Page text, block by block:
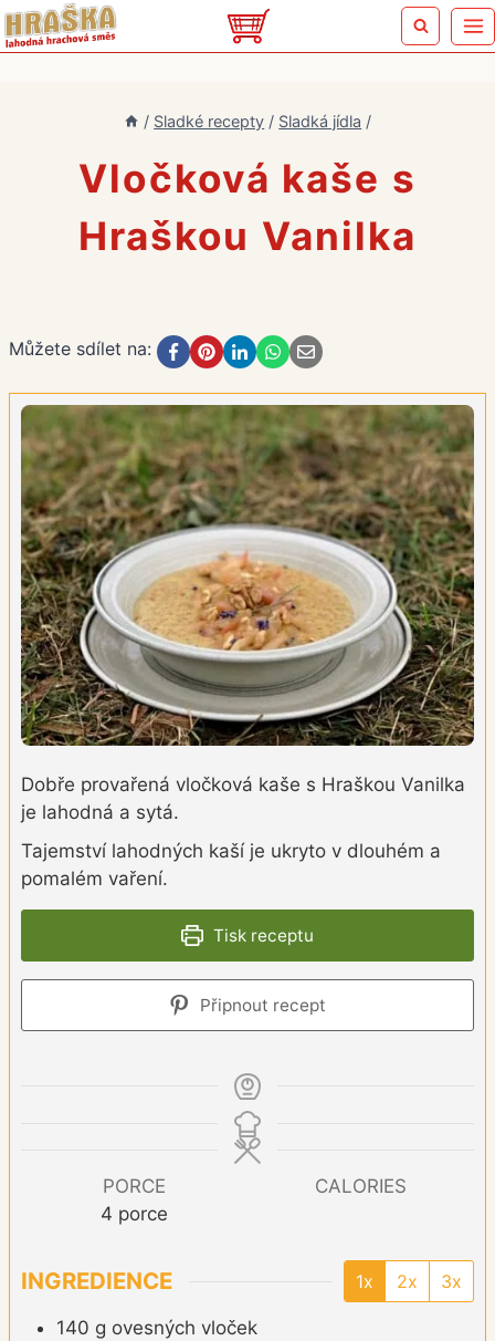
Přeskočit
na
/ Sladké recepty / Sladká jídla /
Vločková kaše s
Hraškou Vanilka
Můžete sdílet na:
Dobře provařená vločková kaše s Hraškou Vanilka
je lahodná a sytá.
Tajemství lahodných kaší je ukryto v dlouhém a
pomalém vaření.
Tisk receptu
Připnout recept
PORCE
4 porce
CALORIES
INGREDIENCE 1x 2x 3x
140 g ovesných vloček